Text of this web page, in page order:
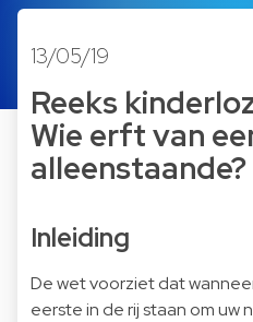
13/05/19
Reeks
Wie erft van
alleenstaande?
Inleiding
De wet voorziet dat
eerste in de rij staan om uw